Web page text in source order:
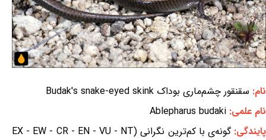
نام: سقنقور چشم‌ماری بوداک Budak's snake-eyed skink
نام علمی: Ablepharus budaki
پایندگی:
گونه‌ی با کم‌ترین نگرانی (EX - EW - CR - EN - VU - NT